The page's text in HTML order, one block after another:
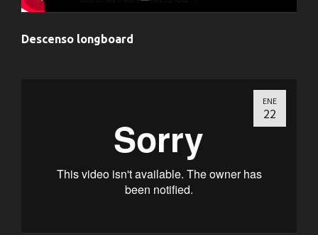
Descenso longboard
ENE
22